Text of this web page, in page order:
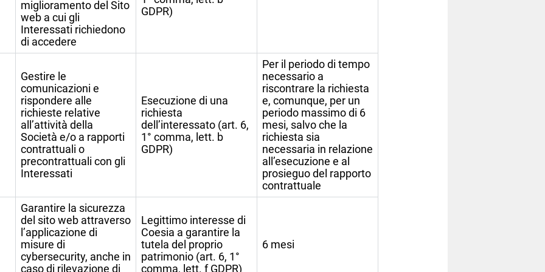
miglioramento del Sito
web a cui gli
Interessati richiedono
di accedere
GDPR)
Gestire le
comunicazioni e
rispondere alle
richieste relative
all’attività della
Società e/o a rapporti
contrattuali o
precontrattuali con gli
Interessati
Esecuzione di una
richiesta
dell’interessato (art. 6,
1° comma, lett. b
GDPR)
Per il periodo di tempo
necessario a
riscontrare la richiesta
e, comunque, per un
periodo massimo di 6
mesi, salvo che la
richiesta sia
necessaria in relazione
all’esecuzione e al
prosieguo del rapporto
contrattuale
Garantire la sicurezza
del sito web attraverso
l’applicazione di
misure di
cybersecurity, anche in
caso di rilevazione di
Legittimo interesse di
Coesia a garantire la
tutela del proprio
patrimonio (art. 6, 1°
comma, lett. f GDPR)
6 mesi